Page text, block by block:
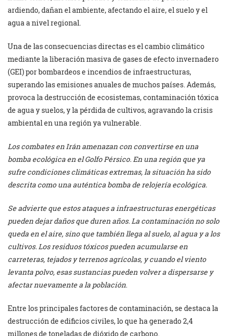
ardiendo, dañan el ambiente, afectando el aire, el suelo y el
agua a nivel regional.
Una de las consecuencias directas es el cambio climático
mediante la liberación masiva de gases de efecto invernadero
(GEI) por bombardeos e incendios de infraestructuras,
superando las emisiones anuales de muchos países. Además,
provoca la destrucción de ecosistemas, contaminación tóxica
de agua y suelos, y la pérdida de cultivos, agravando la crisis
ambiental en una región ya vulnerable.
Los combates en Irán amenazan con convertirse en una
bomba ecológica en el Golfo Pérsico. En una región que ya
sufre condiciones climáticas extremas, la situación ha sido
descrita como una auténtica bomba de relojería ecológica.
Se advierte que estos ataques a infraestructuras energéticas
pueden dejar daños que duren años. La contaminación no solo
queda en el aire, sino que también llega al suelo, al agua y a los
cultivos. Los residuos tóxicos pueden acumularse en
carreteras, tejados y terrenos agrícolas, y cuando el viento
levanta polvo, esas sustancias pueden volver a dispersarse y
afectar nuevamente a la población.
Entre los principales factores de contaminación, se destaca la
destrucción de edificios civiles, lo que ha generado 2,4
millones de toneladas de dióxido de carbono.